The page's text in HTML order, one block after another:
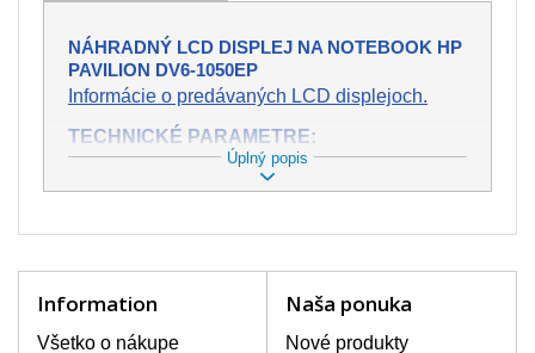
NÁHRADNÝ LCD DISPLEJ NA NOTEBOOK HP
PAVILION DV6-1050EP
Informácie o predávaných LCD displejoch.
TECHNICKÉ PARAMETRE:
Stav:Nový
Záruka:2 roky
Veľkosť:15,6" (13.6"x7.6")
Podsvietenie:
Povrch displeja:
Úplný popis
Information
Všetko o nákupe
Naša ponuka
Nové produkty